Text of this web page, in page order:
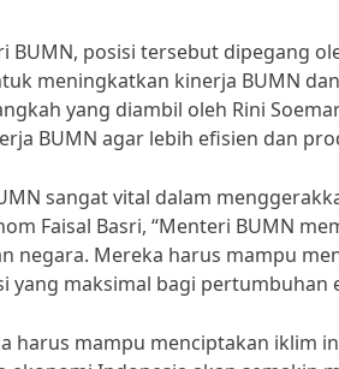
posisi tersebut dipegang
meningkatkan kinerja BUMN
yang diambil oleh Rini
BUMN agar lebih efisien dan
sangat vital dalam
Faisal Basri, “Menteri BUMN
negara. Mereka harus mampu
maksimal bagi pertumbuhan
harus mampu menciptakan iklim